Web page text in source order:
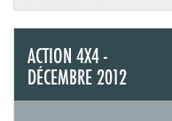
ACTION 4X4 -
DÉCEMBRE 2012